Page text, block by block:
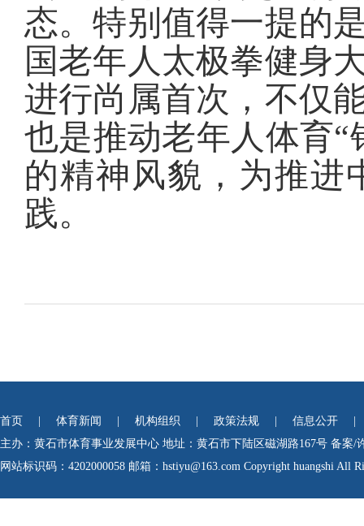
态。特别值得一提的
国老年人太极拳健身
进行尚属首次，不仅
也是推动老年人体育
的精神风貌，为推进
践。
首页 体育新闻 机构组织 政策法规 信息公开
主办：黄石市体育事业发展中心 地址：黄石市下陆区磁湖路167号 备案/
网站标识码：4202000058 邮箱：hstiyu@163.com Copyright huangshi All